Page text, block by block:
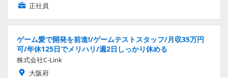
正社員
ゲーム愛で開発を前進!/ゲームテストスタッフ/月収35万円
可/年休125日でメリハリ/週2日しっかり休める
株式会社C-Link
大阪府